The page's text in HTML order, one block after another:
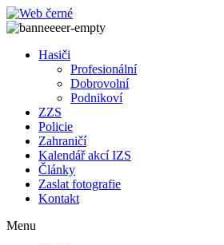
Přejít
k
Hasiči
Profesionální
Dobrovolní
Podnikoví
ZZS
Policie
Zahraničí
Kalendář akcí IZS
Články
Zaslat fotografie
Kontakt
Menu